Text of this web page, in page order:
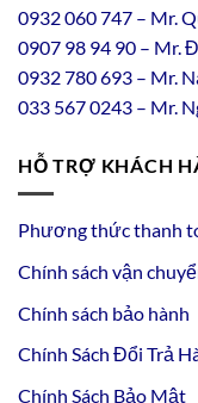
0932 060 747 – Mr.
0907 98 94 90 – Mr.
0932780693 – Mr.
033 567 0243 – Mr.
HỖ TRỢ KHÁCH
Phương thức thanh
Chính sách vận
Chính sách bảo hành
Chính Sách Đổi Trả
Chính Sách Bảo Mật